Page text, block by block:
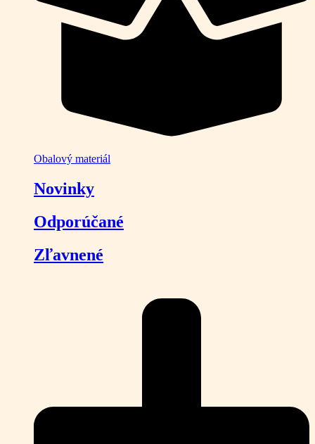
Obalový materiál
Novinky
Odporúčané
Zľavnené